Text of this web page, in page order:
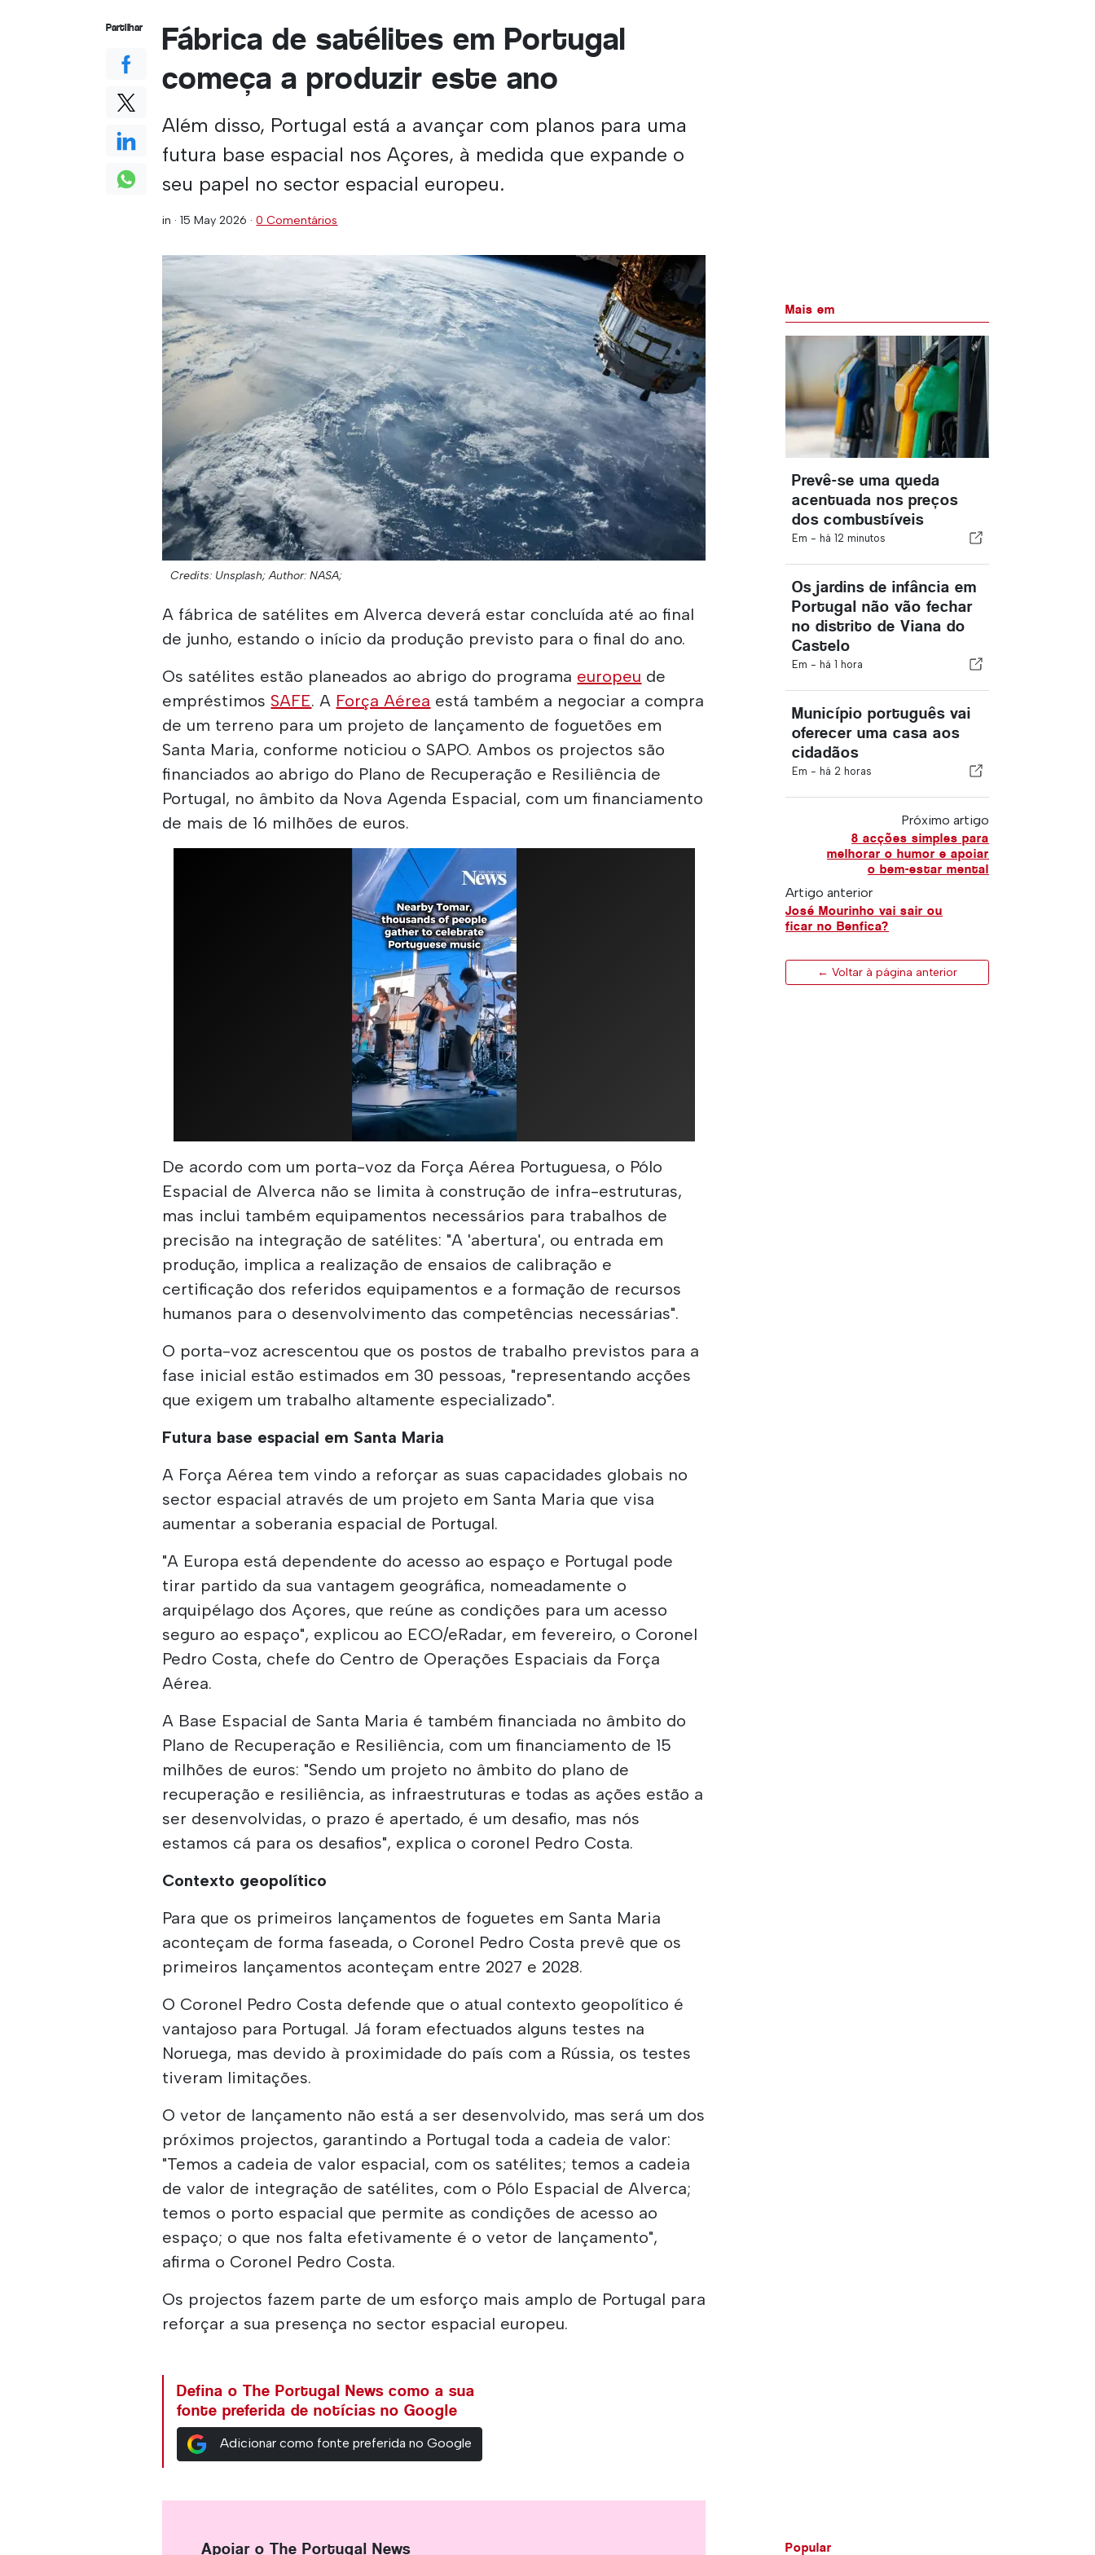
Fábrica de satélites em Portugal
começa a produzir este ano
Além disso, Portugal está a avançar com planos para uma
futura base espacial nos Açores, à medida que expande o
seu papel no sector espacial europeu.
in ·15 May 2026 ·0 Comentários
Credits: Unsplash; Author: NASA;
A fábrica de satélites em Alverca deverá estar concluída até ao final
de junho, estando o início da produção previsto para o final do ano.
Os satélites estão planeados ao abrigo do programa europeu de
empréstimos SAFE. A Força Aérea está também a negociar a compra
de um terreno para um projeto de lançamento de foguetões em
Santa Maria, conforme noticiou o SAPO. Ambos os projectos são
financiados ao abrigo do Plano de Recuperação e Resiliência de
Portugal, no âmbito da Nova Agenda Espacial, com um financiamento
de mais de 16 milhões de euros.
De acordo com um porta-voz da Força Aérea Portuguesa, o Pólo
Espacial de Alverca não se limita à construção de infra-estruturas,
mas inclui também equipamentos necessários para trabalhos de
precisão na integração de satélites: "A 'abertura', ou entrada em
produção, implica a realização de ensaios de calibração e
certificação dos referidos equipamentos e a formação de recursos
humanos para o desenvolvimento das competências necessárias".
O porta-voz acrescentou que os postos de trabalho previstos para a
fase inicial estão estimados em 30 pessoas, "representando acções
que exigem um trabalho altamente especializado".
Futura base espacial em Santa Maria
A Força Aérea tem vindo a reforçar as suas capacidades globais no
sector espacial através de um projeto em Santa Maria que visa
aumentar a soberania espacial de Portugal.
"A Europa está dependente do acesso ao espaço e Portugal pode
tirar partido da sua vantagem geográfica, nomeadamente o
arquipélago dos Açores, que reúne as condições para um acesso
seguro ao espaço", explicou ao ECO/eRadar, em fevereiro, o Coronel
Pedro Costa, chefe do Centro de Operações Espaciais da Força
Aérea.
A Base Espacial de Santa Maria é também financiada no âmbito do
Plano de Recuperação e Resiliência, com um financiamento de 15
milhões de euros: "Sendo um projeto no âmbito do plano de
recuperação e resiliência, as infraestruturas e todas as ações estão a
ser desenvolvidas, o prazo é apertado, é um desafio, mas nós
estamos cá para os desafios", explica o coronel Pedro Costa.
Contexto geopolítico
Para que os primeiros lançamentos de foguetes em Santa Maria
aconteçam de forma faseada, o Coronel Pedro Costa prevê que os
primeiros lançamentos aconteçam entre 2027 e 2028.
O Coronel Pedro Costa defende que o atual contexto geopolítico é
vantajoso para Portugal. Já foram efectuados alguns testes na
Noruega, mas devido à proximidade do país com a Rússia, os testes
tiveram limitações.
O vetor de lançamento não está a ser desenvolvido, mas será um dos
próximos projectos, garantindo a Portugal toda a cadeia de valor:
"Temos a cadeia de valor espacial, com os satélites; temos a cadeia
de valor de integração de satélites, com o Pólo Espacial de Alverca;
temos o porto espacial que permite as condições de acesso ao
espaço; o que nos falta efetivamente é o vetor de lançamento",
afirma o Coronel Pedro Costa.
Os projectos fazem parte de um esforço mais amplo de Portugal para
reforçar a sua presença no sector espacial europeu.
Defina o The Portugal News como a sua
fonte preferida de notícias no Google
Adicionar como fonte preferida no Google
Partilhar
Mais em
Prevê-se uma queda
acentuada nos preços
dos combustíveis
Em - há 12 minutos
Os jardins de infância em
Portugal não vão fechar
no distrito de Viana do
Castelo
Em - há 1 hora
Município português vai
oferecer uma casa aos
cidadãos
Em - há 2 horas
Próximo artigo
8 acções simples para
melhorar o humor e apoiar
o bem-estar mental
Artigo anterior
José Mourinho vai sair ou
ficar no Benfica?
← Voltar à página anterior
Apoiar o The Portugal News Popular